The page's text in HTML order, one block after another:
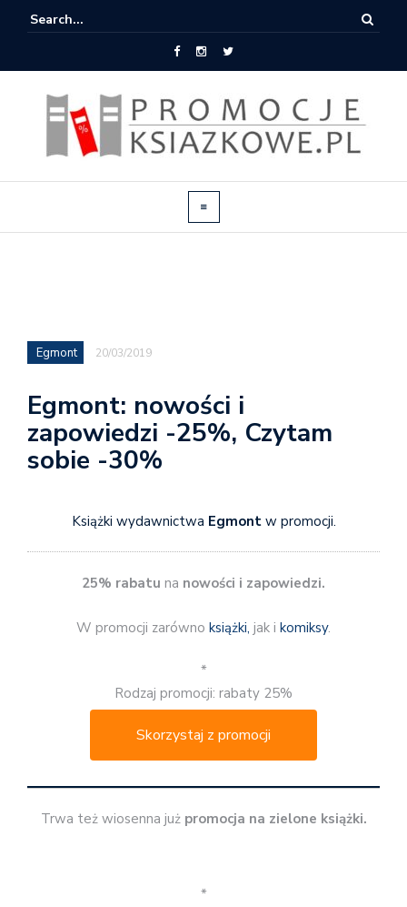
Egmont 20/03/2019
Egmont: nowości i
zapowiedzi -25%, Czytam
sobie -30%
Książki wydawnictwa Egmontw promocji.
25% rabatu na nowości i zapowiedzi.
W promocji zarówno książki, jak i komiksy.
*
Rodzaj promocji: rabaty 25%
Skorzystaj z promocji
Trwa też wiosenna już promocja na zielone książki.
*